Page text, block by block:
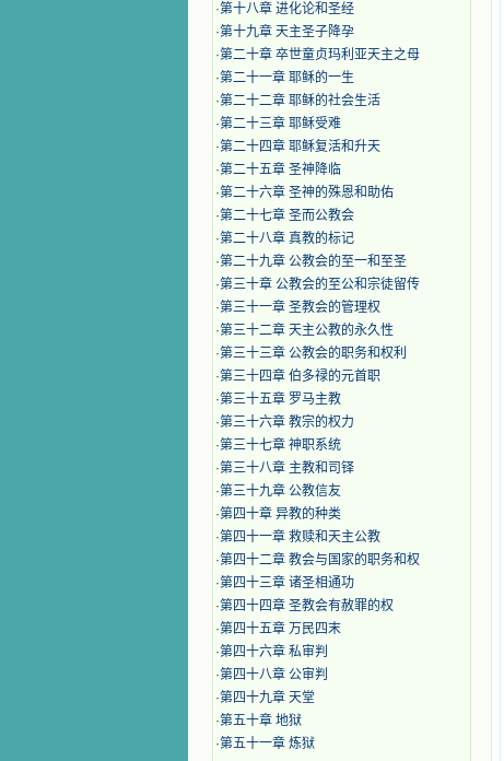
·第十八章 进化论和圣经
·第十九章 天主圣子降孕
·第二十章 卒世童贞玛利亚天主之母
·第二十一章 耶稣的一生
·第二十二章 耶稣的社会生活
·第二十三章 耶稣受难
·第二十四章 耶稣复活和升天
·第二十五章 圣神降临
·第二十六章 圣神的殊恩和助佑
·第二十七章 圣而公教会
·第二十八章 真教的标记
·第二十九章 公教会的至一和至圣
·第三十章 公教会的至公和宗徒留传
·第三十一章 圣教会的管理权
·第三十二章 天主公教的永久性
·第三十三章 公教会的职务和权利
·第三十四章 伯多禄的元首职
·第三十五章 罗马主教
·第三十六章 教宗的权力
·第三十七章 神职系统
·第三十八章 主教和司铎
·第三十九章 公教信友
·第四十章 异教的种类
·第四十一章 救赎和天主公教
·第四十二章 教会与国家的职务和权
·第四十三章 诸圣相通功
·第四十四章 圣教会有赦罪的权
·第四十五章 万民四末
·第四十六章 私审判
·第四十八章 公审判
·第四十九章 天堂
·第五十章 地狱
·第五十一章 炼狱